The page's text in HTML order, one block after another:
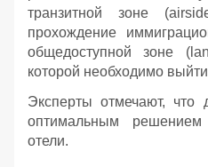
транзитной зоне
прохождение
общедоступной зоне
которой необходимо
Эксперты отмечают, что
оптимальным решением
отели.